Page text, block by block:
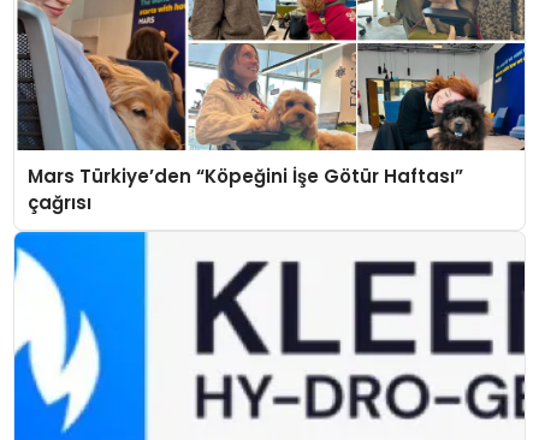
Mars Türkiye’den “Köpeğini İşe Götür Haftası”
çağrısı